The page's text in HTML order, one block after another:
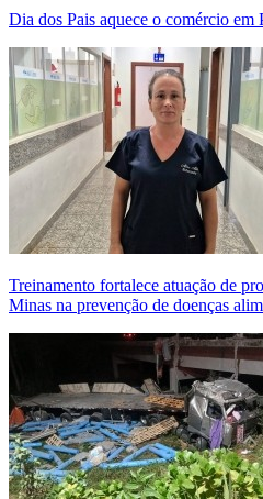
Dia dos Pais aquece o comércio em
Treinamento fortalece atuação de
Minas na prevenção de doenças